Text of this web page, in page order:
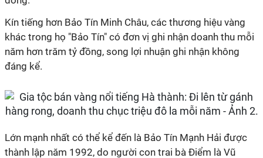
Kín tiếng hơn Bảo Tín Minh Châu, các thương hiệu vàng
khác trong họ "Bảo Tín" có đơn vị ghi nhận doanh thu mỗi
năm hơn trăm tỷ đồng, song lợi nhuận ghi nhận không
đáng kể.
Lớn mạnh nhất có thể kể đến là Bảo Tín Mạnh Hải được
thành lập năm 1992, do người con trai bà Điểm là Vũ